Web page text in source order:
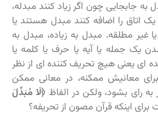
به جابجایی چون اگر زیاد کنند مبدله،
یک اتاق را اضافه کنند مبدل هستند یا
غیر مطلقه. مبدل به زیاده، مبدل به
یک جمله یا آیه یا حرف یا کلمه یا
ای یعنی هیچ تحریف کننده ای از نظر
برای معانیش ممکنه، در معانی ممکن
رای بشود، ولکن در الفاظ ﴿لَا مُبَدِّلَ
برای اینکه قرآن مصون از تحریفه؟